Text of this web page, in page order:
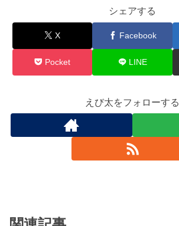
シェアする
X Facebook
Pocket LINE
えび太をフォローする